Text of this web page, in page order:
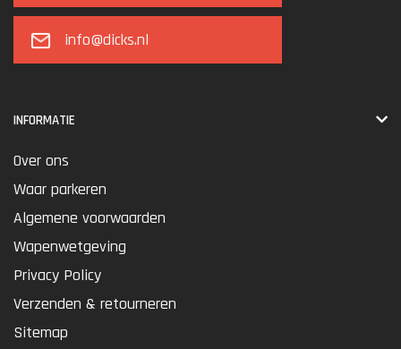
info@dicks.nl
INFORMATIE
Over ons
Waar parkeren
Algemene voorwaarden
Wapenwetgeving
Privacy Policy
Verzenden & retourneren
Sitemap